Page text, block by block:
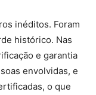
inéditos. Foram
histórico. Nas
e garantia
envolvidas, e
o que